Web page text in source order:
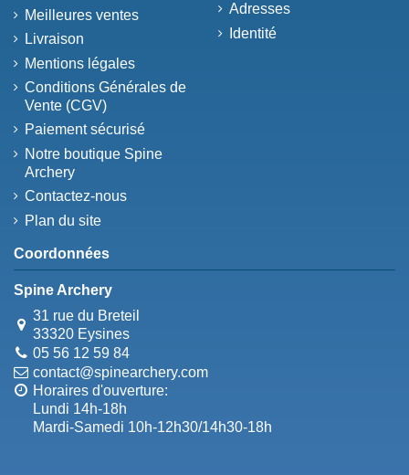
Meilleures ventes
Livraison
Mentions légales
Conditions Générales de
Vente (CGV)
Paiement sécurisé
Notre boutique Spine
Archery
Contactez-nous
Plan du site
Adresses
Identité
Coordonnées
Spine Archery
31 rue du Breteil
33320 Eysines
05 56 12 59 84
contact@spinearchery.com
Horaires d'ouverture:
Lundi 14h-18h
Mardi-Samedi 10h-12h30/14h30-18h